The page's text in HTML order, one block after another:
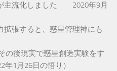
主流化しました 2020年9月
拡張すると、惑星管理神にも
の後現実で惑星創造実験をす
1月26日の悟り）